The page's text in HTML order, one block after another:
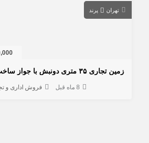
پرند
4,200,000,000 تومان
تجاری ۳۵ متری دونبش با جواز ساخت سه‌طبقه
فروش اداری و تجاری